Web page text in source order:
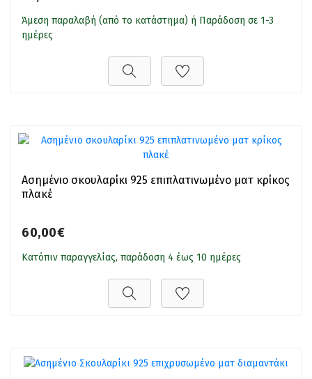
Άμεση παραλαβή (από το κατάστημα) ή Παράδοση σε 1-3
ημέρες
Ασημένιο σκουλαρίκι 925 επιπλατινωμένο ματ κρίκος
πλακέ
60,00€
Κατόπιν παραγγελίας, παράδοση 4 έως 10 ημέρες